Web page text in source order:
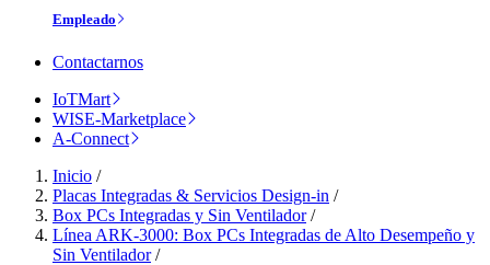
Empleado
Contactarnos
IoTMart
WISE-Marketplace
A-Connect
Inicio /
Placas Integradas & Servicios Design-in /
Box PCs Integradas y Sin Ventilador/
Línea ARK-3000: Box PCs Integradas de Alto Desempeño y
Sin Ventilador/